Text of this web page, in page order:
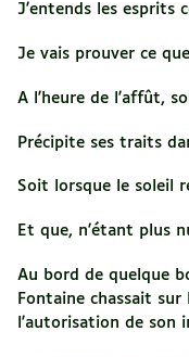
J'entends les esprits
Je vais prouver ce
A l'heure de l'affût,
Précipite ses traits
Soit lorsque le soleil
Et que, n'étant plus
Au bord de quelque
Fontaine chassait sur
l'autorisation de son